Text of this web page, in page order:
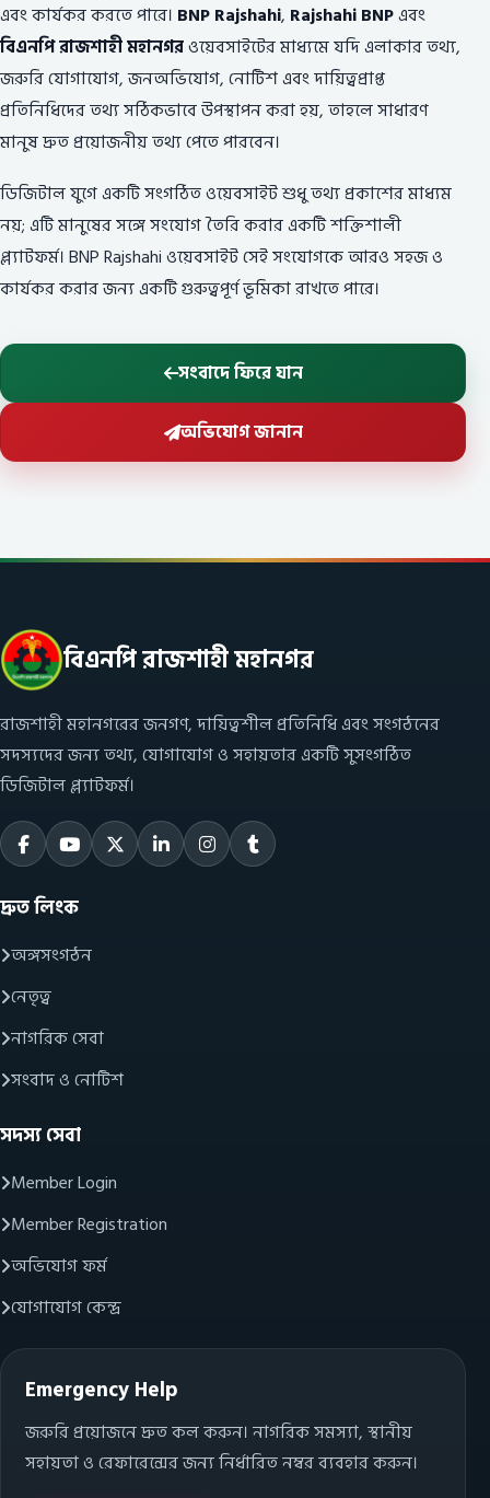
এবং কার্যকর করতে পারে। BNP Rajshahi, Rajshahi BNPএবং
বিএনপি রাজশাহী মহানগরওয়েবসাইটের মাধ্যমে যদি এলাকার তথ্য,
জরুরি যোগাযোগ, জনঅভিযোগ, নোটিশ এবং দায়িত্বপ্রাপ্ত
প্রতিনিধিদের তথ্য সঠিকভাবে উপস্থাপন করা হয়, তাহলে সাধারণ
মানুষ দ্রুত প্রয়োজনীয় তথ্য পেতে পারবেন।
ডিজিটাল যুগে একটি সংগঠিত ওয়েবসাইট শুধু তথ্য প্রকাশের মাধ্যম
নয়; এটি মানুষের সঙ্গে সংযোগ তৈরি করার একটি শক্তিশালী
প্ল্যাটফর্ম। BNP Rajshahi ওয়েবসাইট সেই সংযোগকে আরও সহজ ও
কার্যকর করার জন্য একটি গুরুত্বপূর্ণ ভূমিকা রাখতে পারে।
সংবাদে ফিরে যান
অভিযোগ জানান
বিএনপি রাজশাহী মহানগর
রাজশাহী মহানগরের জনগণ, দায়িত্বশীল প্রতিনিধি এবং সংগঠনের
সদস্যদের জন্য তথ্য, যোগাযোগ ও সহায়তার একটি সুসংগঠিত
ডিজিটাল প্ল্যাটফর্ম।
দ্রুত লিংক
অঙ্গসংগঠন
নেতৃত্ব
নাগরিক সেবা
সংবাদ ও নোটিশ
সদস্য সেবা
Member Login
Member Registration
অভিযোগ ফর্ম
যোগাযোগ কেন্দ্র
Emergency Help
জরুরি প্রয়োজনে দ্রুত কল করুন। নাগরিক সমস্যা, স্থানীয়
সহায়তা ও রেফারেন্সের জন্য নির্ধারিত নম্বর ব্যবহার করুন।